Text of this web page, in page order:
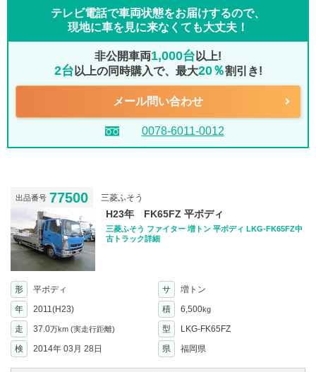
テレビ電話で車両状態をお届けするので、
現地に車を見に来なくても大丈夫！
非公開車両1,000台 以上!
2台 以上の同時購入で、最大20％割引き!
メール問い合わせ
0078-6011-0012
出品番号 77500 三菱ふそう
H23年 FK65FZ 平ボディ
三菱ふそう ファイター 増トン 平ボディ LKG-FK65FZ中
古トラック詳細
形 平ボディ サ
増トン
年
2011(H23) 積 6,500kg
走 37.0万km (実走行距離) 型
LKG-FK65FZ
検
2014年 03月 28日 県 福岡県